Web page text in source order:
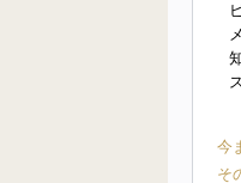
今
そ